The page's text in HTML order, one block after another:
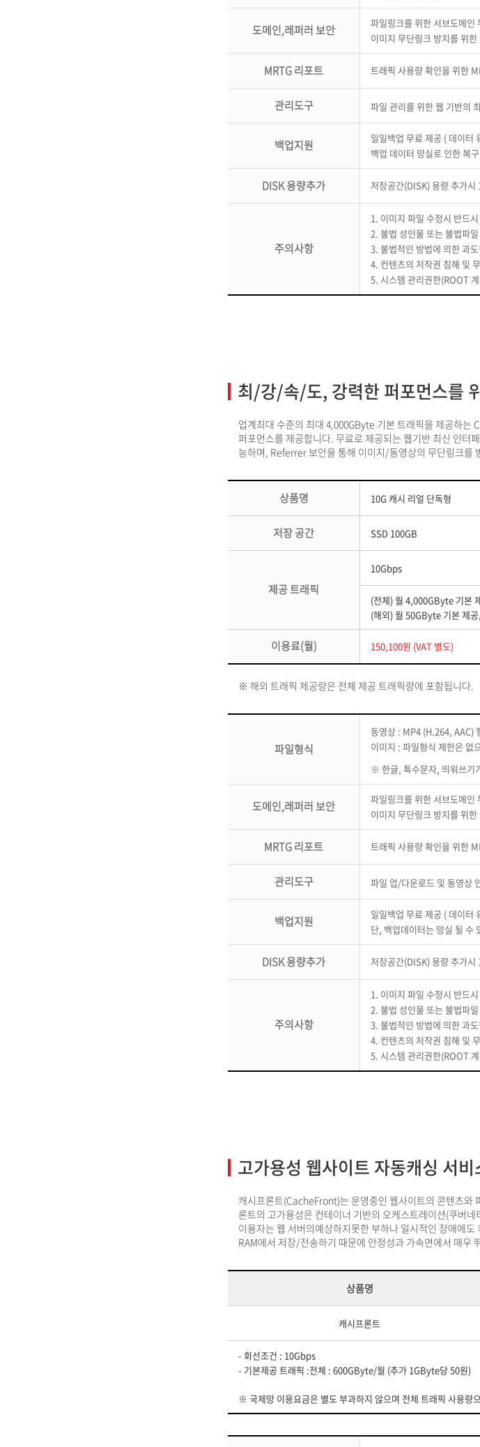
도메인,레퍼러 보안
파일링크를 위한 서브도메
이미지 무단링크 방지를 위
MRTG 리포트 트래픽 사용량 확인을 위한
관리도구 파일 관리를 위한 웹 기반의
백업지원
일일백업 무료 제공 ( 데이터
백업 데이터 망실로 인한 복
DISK 용량추가 저장공간(DISK) 용량 추가
주의사항
1. 이미지 파일 수정시 반드
2. 불법 성인물 또는 불법파
3. 불법적인 방법에 의한 과
4. 컨텐츠의 저작권 침해 및
5. 시스템 관리권한(ROOT
최/강/속/도, 강력한 퍼포먼스를
업계최대 수준의 최대 4,000GByte 기본 트래픽을 제공하
퍼포먼스를 제공합니다. 무료로 제공되는 웹기반 최신 인터
능하며, Referrer 보안을 통해 이미지/동영상의 무단링크를
상품명 10G 캐시 리얼 단독형
저장 공간 SSD 100GB
제공 트래픽
10Gbps
(전체) 월 4,000GByte 기본
(해외) 월 50GByte 기본 제
이용료(월) 150,100원 (VAT 별도)
※ 해외 트래픽 제공량은 전체 제공 트래픽량에 포함됩니다.
파일형식
동영상 : MP4 (H.264, AAC)
이미지 : 파일형식 제한은 없
※ 한글, 특수문자, 띄워쓰기
도메인,레퍼러 보안
파일링크를 위한 서브도메
이미지 무단링크 방지를 위
MRTG 리포트 트래픽 사용량 확인을 위한
관리도구 파일 업/다운로드 및 동영상
백업지원
일일백업 무료 제공 ( 데이터
단, 백업데이터는 망실 될 수
DISK 용량추가 저장공간(DISK) 용량 추가
주의사항
1. 이미지 파일 수정시 반드
2. 불법 성인물 또는 불법파
3. 불법적인 방법에 의한 과
4. 컨텐츠의 저작권 침해 및
5. 시스템 관리권한(ROOT
고가용성 웹사이트 자동캐싱 서비
캐시프론트(CacheFront)는 운영중인 웹사이트의 콘텐츠와
론트의 고가용성은 컨테이너 기반의 오케스트레이션(쿠버
이용자는 웹 서버의예상하지못한 부하나 일시적인 장애에
RAM에서 저장/전송하기 때문에 안정성과 가속면에서 매우
상품명
캐시프론트
- 회선조건 : 10Gbps
- 기본제공 트래픽 :전체 : 600GByte/월 (추가 1GByte당 50원)
※ 국제망 이용요금은 별도 부과하지 않으며 전체 트래픽 사용량